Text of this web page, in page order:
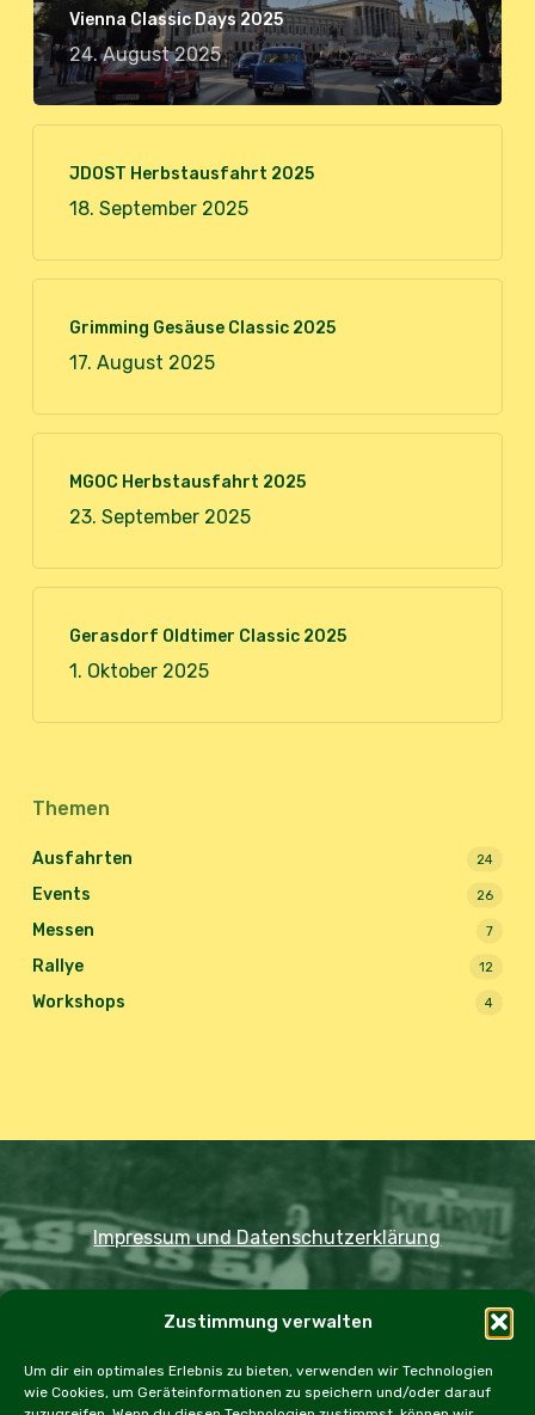
Zustimmung verwalten
Um dir ein optimales Erlebnis zu bieten, verwenden wir Technologien
wie Cookies, um Geräteinformationen zu speichern und/oder darauf
Vienna Classic Days 2025
24. August 2025
JDOST Herbstausfahrt 2025
18. September 2025
Grimming Gesäuse Classic 2025
17. August 2025
MGOC Herbstausfahrt 2025
23. September 2025
Gerasdorf Oldtimer Classic 2025
1. Oktober 2025
Themen
Ausfahrten 24
Events 26
Messen 7
Rallye 12
Workshops 4
Impressum und Datenschutzerklärung
Home Ausfahrten Rallye
Events
Messen
Workshops Cookie Policy (EU)